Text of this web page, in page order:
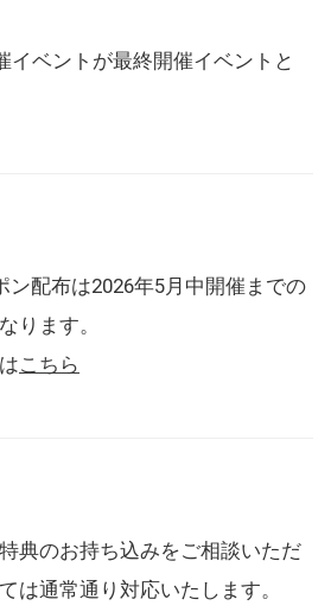
イベントが最終開催イベントと
ン配布は2026年5月中開催までの
ります。
こちら
典のお持ち込みをご相談いただ
は通常通り対応いたします。